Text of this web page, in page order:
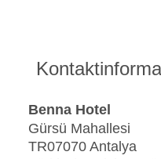
Benna Hotel
Gürsü Mahallesi
TR07070 Antalya